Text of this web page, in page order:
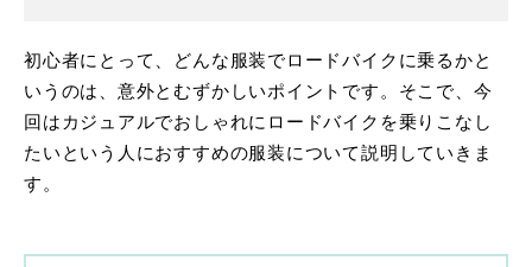
初心者にとって、どんな服装でロードバイクに乗るかと
いうのは、意外とむずかしいポイントです。そこで、今
回はカジュアルでおしゃれにロードバイクを乗りこなし
たいという人におすすめの服装について説明していきま
す。